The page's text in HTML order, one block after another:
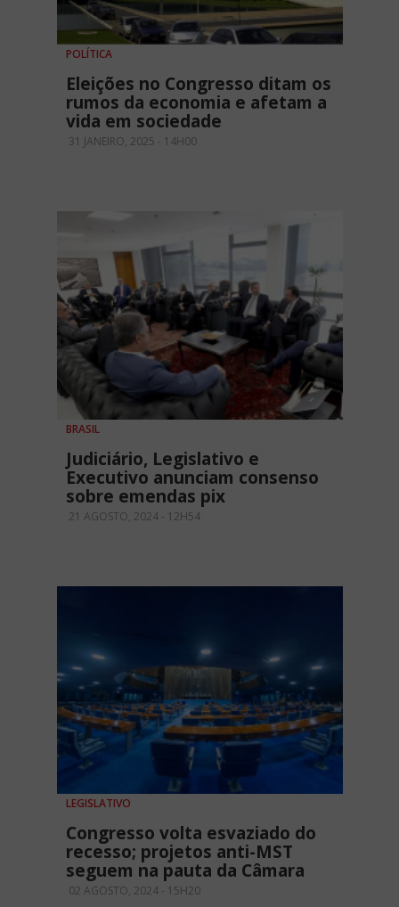
POLÍTICA
Eleições no Congresso ditam os
rumos da economia e afetam a
vida em sociedade
31 JANEIRO, 2025 - 14H00
BRASIL
Judiciário, Legislativo e
Executivo anunciam consenso
sobre emendas pix
21 AGOSTO, 2024 - 12H54
LEGISLATIVO
Congresso volta esvaziado do
recesso; projetos anti-MST
seguem na pauta da Câmara
02 AGOSTO, 2024 - 15H20